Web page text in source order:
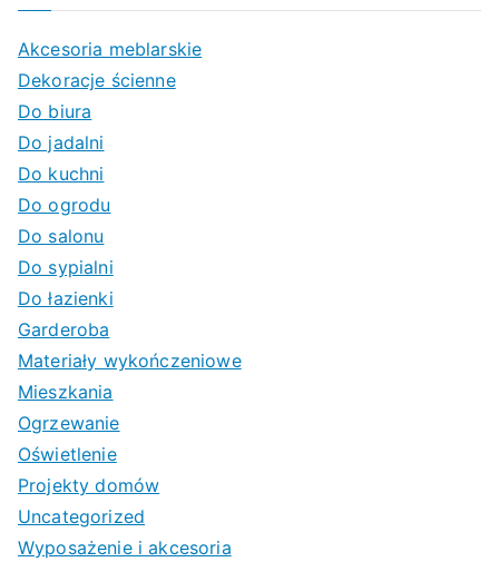
Akcesoria meblarskie
Dekoracje ścienne
Do biura
Do jadalni
Do kuchni
Do ogrodu
Do salonu
Do sypialni
Do łazienki
Garderoba
Materiały wykończeniowe
Mieszkania
Ogrzewanie
Oświetlenie
Projekty domów
Uncategorized
Wyposażenie i akcesoria